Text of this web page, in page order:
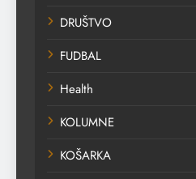
DRUŠTVO
FUDBAL
Health
KOLUMNE
KOŠARKA